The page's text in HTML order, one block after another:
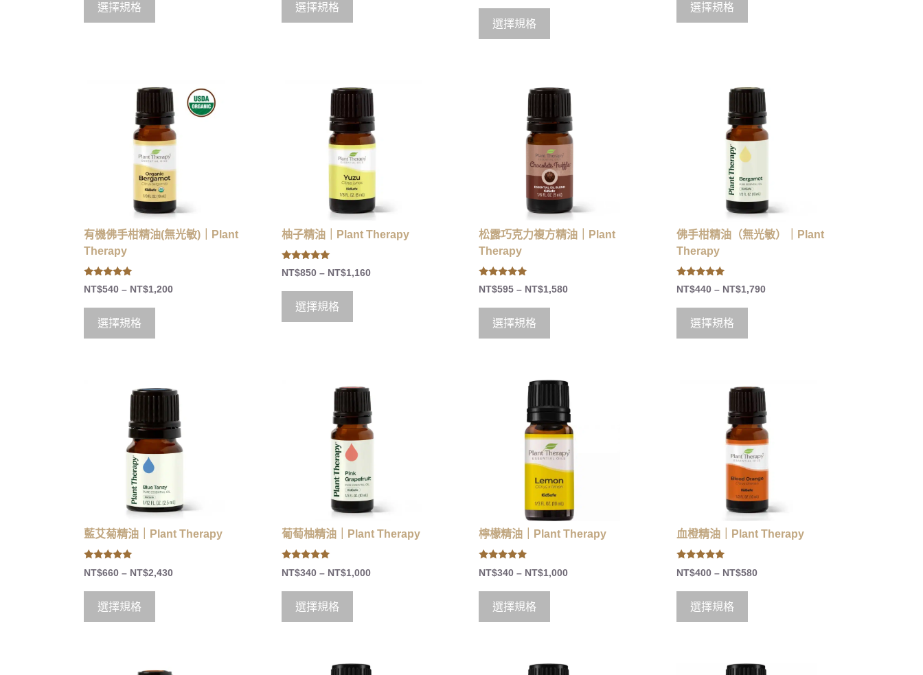
選擇規格
5
選擇規格
5
選擇規格
5
選擇規格
有機佛手柑精油(無光敏)｜Plant
Therapy
5.00
out of 5
NT$540 – NT$1,200
選擇規格
柚子精油｜Plant Therapy
5.00
out of 5
NT$850 – NT$1,160
選擇規格
松露巧克力複方精油｜Plant
Therapy
4.83
out of 5
NT$595 – NT$1,580
選擇規格
佛手柑精油（無光敏）｜Plant
Therapy
4.75
out of 5
NT$440 – NT$1,790
選擇規格
藍艾菊精油｜Plant Therapy
5.00
out of 5
NT$660 – NT$2,430
選擇規格
葡萄柚精油｜Plant Therapy
5.00
out of 5
NT$340 – NT$1,000
選擇規格
檸檬精油｜Plant Therapy
5.00
out of 5
NT$340 – NT$1,000
選擇規格
血橙精油｜Plant Therapy
5.00
out of 5
NT$400 – NT$580
選擇規格